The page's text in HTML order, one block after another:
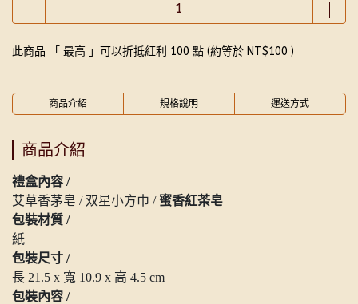
此商品 「 最高 」可以折抵紅利 100 點 (約等於 NT$100 )
商品介紹 規格說明 運送方式
商品介紹
禮盒內容 /
艾草香茅皂 / 双星小方巾 / 蜜香紅茶皂
包裝材質 /
紙
包裝尺寸 /
長 21.5 x 寬 10.9 x 高 4.5 cm
包裝內容 /